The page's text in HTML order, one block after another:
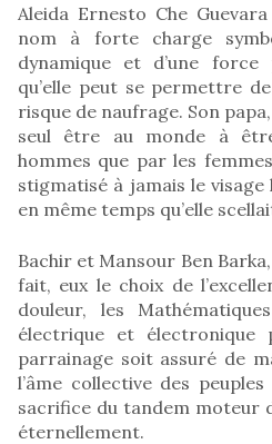
Aleida Ernesto Che
nom à forte charge
dynamique et d’une force
qu’elle peut se permettre
risque de naufrage. Son
seul être au monde à
hommes que par les
stigmatisé à jamais le visage
en même temps qu’elle
Bachir et Mansour Ben
fait, eux le choix de
douleur, les
électrique et
parrainage soit assuré de
l’âme collective des
sacrifice du tandem moteur
éternellement.